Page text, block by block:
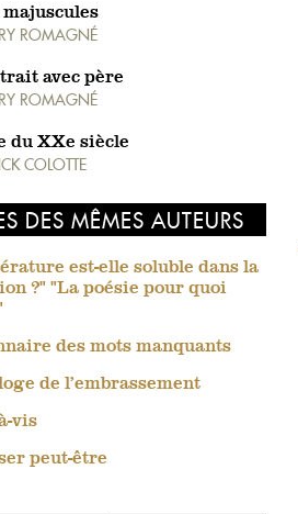
ROMAGNÉ
avec père
ROMAGNÉ
du XXe siècle
COLOTTE
DES MÊMES AUTEURS
est-elle soluble dans la
?" "La poésie pour quoi
des mots manquants
de l’embrassement
vis
peut-être